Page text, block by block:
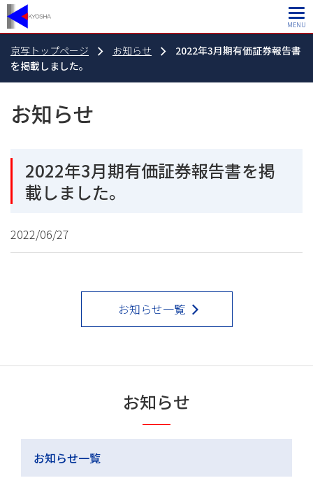
京写トップページ お知らせ
2022年3月期有価証券報告書
を掲載しました。
お知らせ
2022年3月期有価証券報告書を掲
載しました。
2022/06/27
お知らせ一覧
お知らせ
お知らせ一覧
MENU